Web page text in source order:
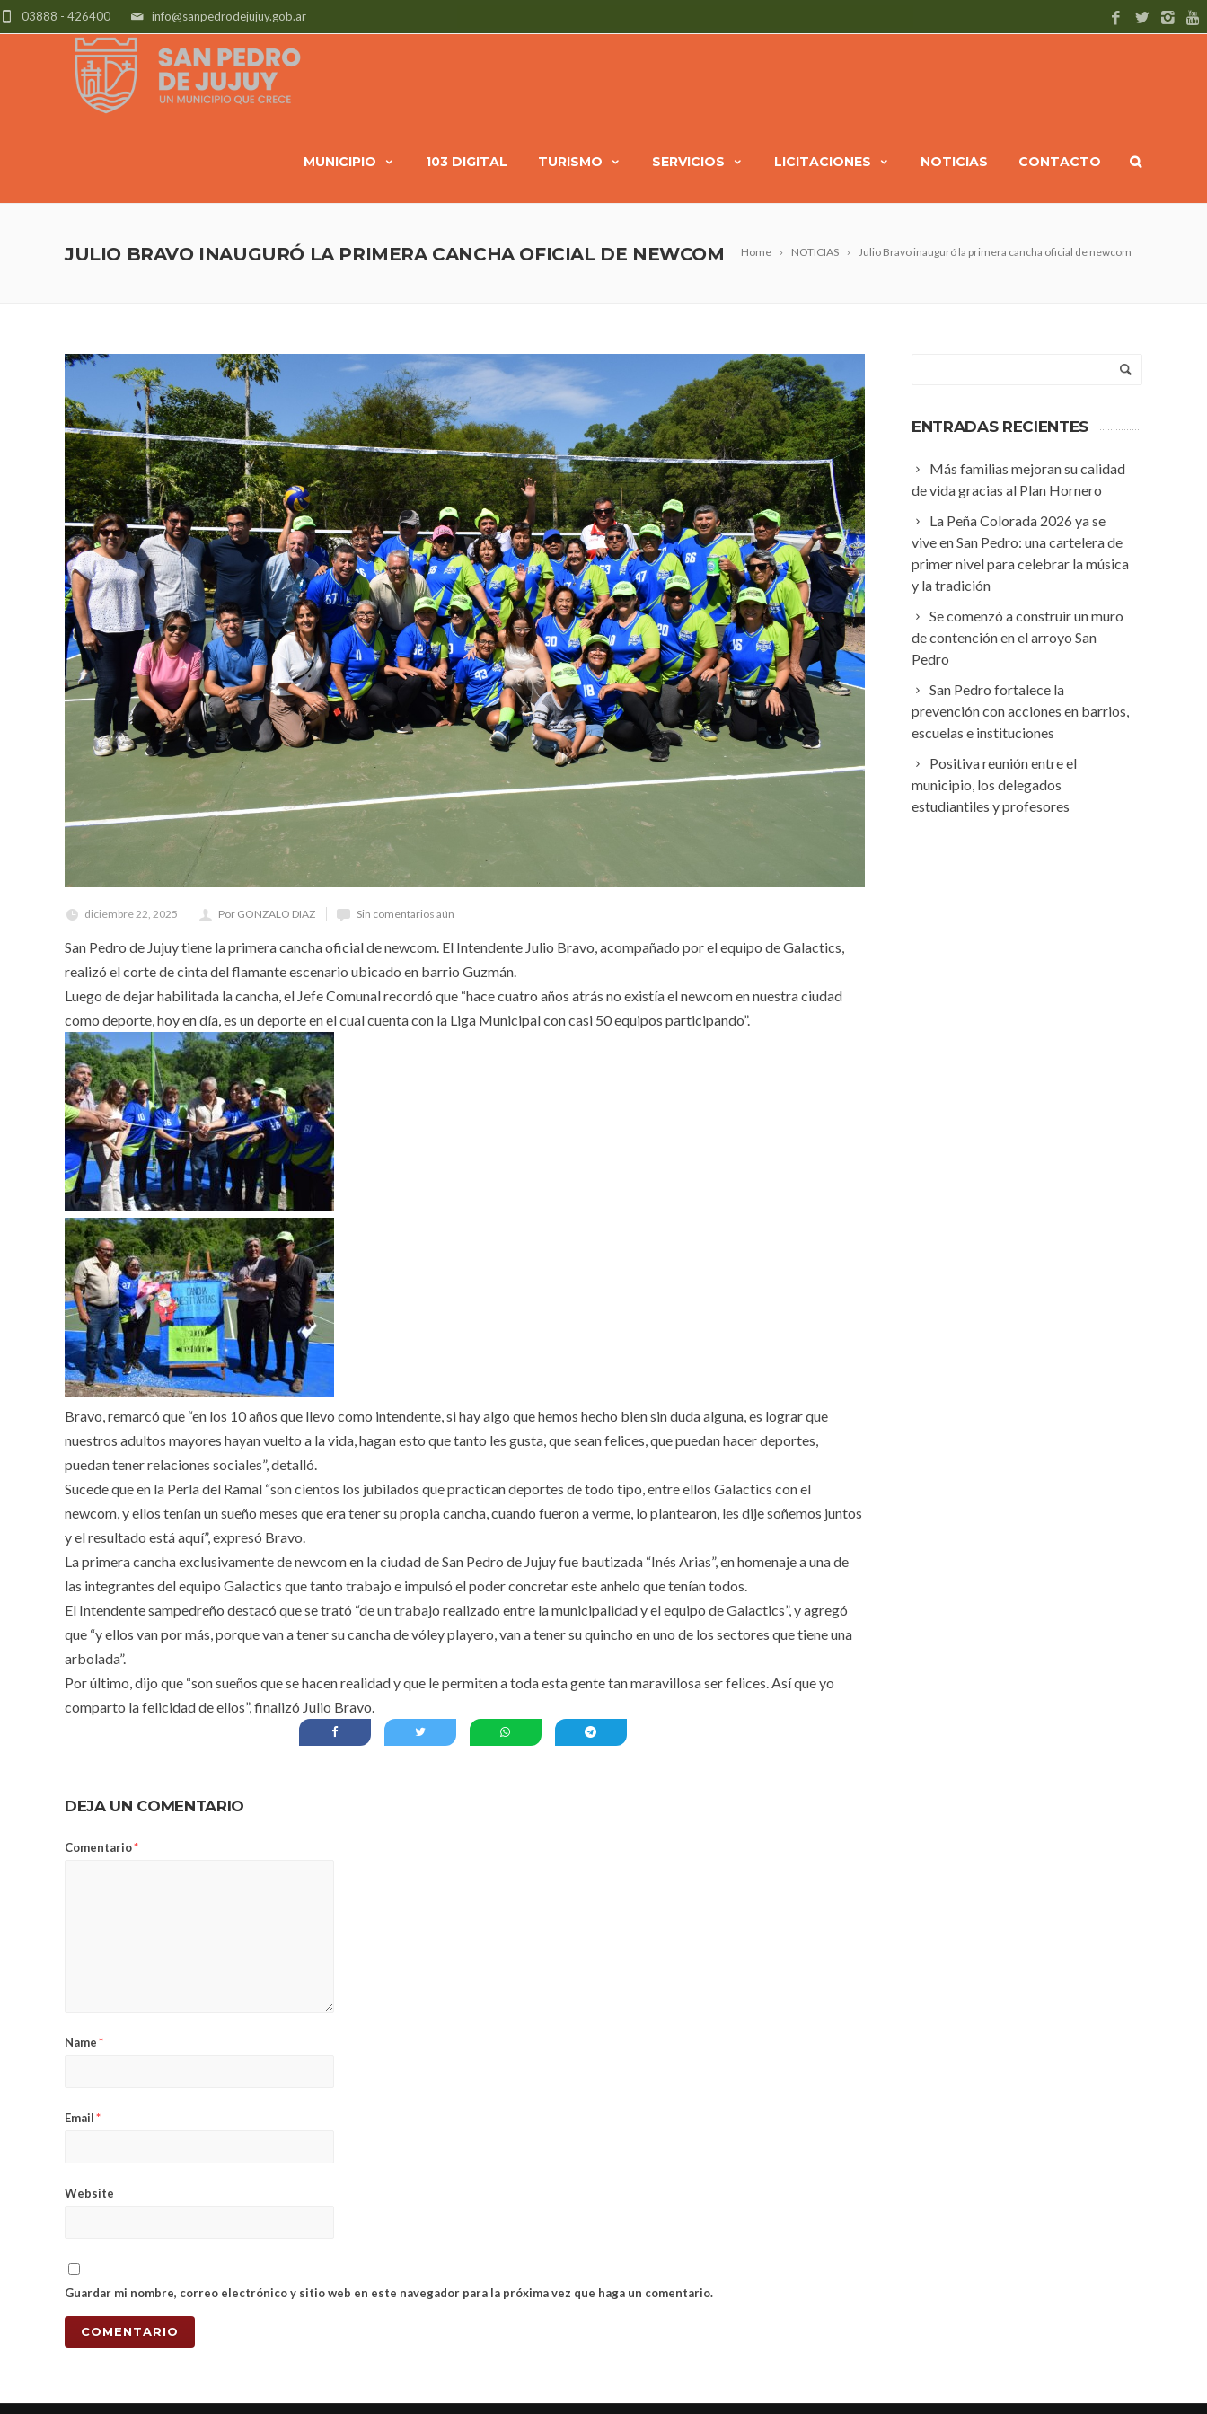
info@sanpedrodejujuy.gob.ar
03888 - 426400
MUNICIPIO 103 DIGITAL TURISMO SERVICIOS LICITACIONES NOTICIAS CONTACTO
Home NOTICIAS Julio Bravo inauguró la primera cancha oficial de newcom
JULIO BRAVO INAUGURÓ LA PRIMERA CANCHA OFICIAL DE NEWCOM
diciembre 22, 2025 Por GONZALO DIAZ Sin comentarios aún
San Pedro de Jujuy tiene la primera cancha oficial de newcom. El Intendente Julio Bravo, acompañado por el equipo de Galactics,
realizó el corte de cinta del flamante escenario ubicado en barrio Guzmán.
Luego de dejar habilitada la cancha, el Jefe Comunal recordó que “hace cuatro años atrás no existía el newcom en nuestra ciudad
como deporte, hoy en día, es un deporte en el cual cuenta con la Liga Municipal con casi 50 equipos participando”.
Bravo, remarcó que “en los 10 años que llevo como intendente, si hay algo que hemos hecho bien sin duda alguna, es lograr que
nuestros adultos mayores hayan vuelto a la vida, hagan esto que tanto les gusta, que sean felices, que puedan hacer deportes,
puedan tener relaciones sociales”, detalló.
Sucede que en la Perla del Ramal “son cientos los jubilados que practican deportes de todo tipo, entre ellos Galactics con el
newcom, y ellos tenían un sueño meses que era tener su propia cancha, cuando fueron a verme, lo plantearon, les dije soñemos juntos
y el resultado está aquí”, expresó Bravo.
La primera cancha exclusivamente de newcom en la ciudad de San Pedro de Jujuy fue bautizada “Inés Arias”, en homenaje a una de
las integrantes del equipo Galactics que tanto trabajo e impulsó el poder concretar este anhelo que tenían todos.
El Intendente sampedreño destacó que se trató “de un trabajo realizado entre la municipalidad y el equipo de Galactics”, y agregó
que “y ellos van por más, porque van a tener su cancha de vóley playero, van a tener su quincho en uno de los sectores que tiene una
arbolada”.
Por último, dijo que “son sueños que se hacen realidad y que le permiten a toda esta gente tan maravillosa ser felices. Así que yo
comparto la felicidad de ellos”, finalizó Julio Bravo.
DEJA UN COMENTARIO
Comentario*
Name*
Email*
Website
Guardar mi nombre, correo electrónico y sitio web en este navegador para la próxima vez que haga un comentario.
ENTRADAS RECIENTES
Más familias mejoran su calidad
de vida gracias al Plan Hornero
La Peña Colorada 2026 ya se
vive en San Pedro: una cartelera de
primer nivel para celebrar la música
y la tradición
Se comenzó a construir un muro
de contención en el arroyo San
Pedro
San Pedro fortalece la
prevención con acciones en barrios,
escuelas e instituciones
Positiva reunión entre el
municipio, los delegados
estudiantiles y profesores